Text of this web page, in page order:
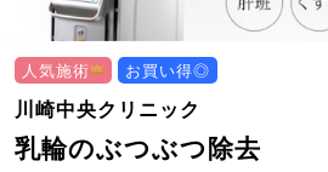
人気施術 お買い得◎
川崎中央クリニック
乳輪のぶつぶつ除去